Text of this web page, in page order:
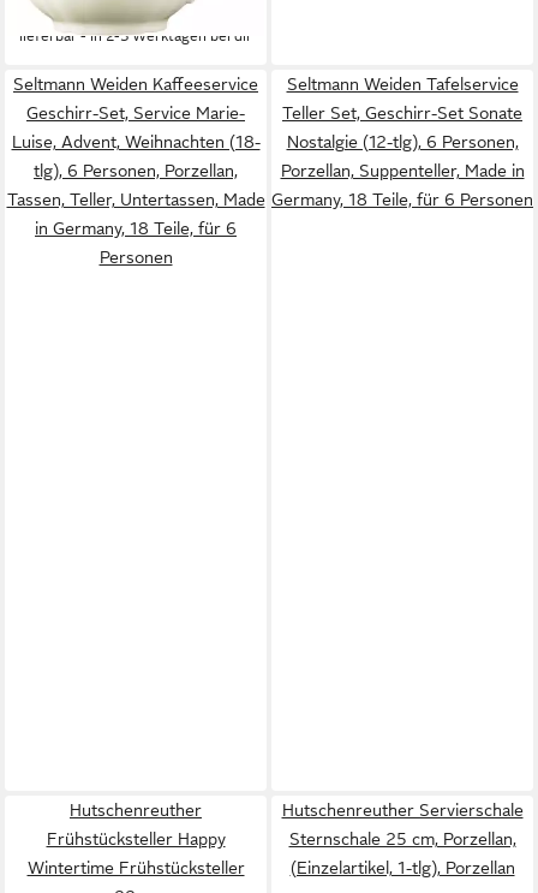
Tasse, Untertasse, Made in
Germany, 30 Teile, für 6
Personen
500,80 €
lieferbar - in 2-3 Werktagen bei dir
Seltmann Weiden Kaffeeservice
Geschirr-Set, Service Marie-
Luise, Advent, Weihnachten (18-
tlg), 6 Personen, Porzellan,
Tassen, Teller, Untertassen, Made
in Germany, 18 Teile, für 6
Personen
Seltmann Weiden Tafelservice
Teller Set, Geschirr-Set Sonate
Nostalgie (12-tlg), 6 Personen,
Porzellan, Suppenteller, Made in
Germany, 18 Teile, für 6 Personen
Hutschenreuther
Frühstücksteller Happy
Wintertime Frühstücksteller
Hutschenreuther Servierschale
Sternschale 25 cm, Porzellan,
(Einzelartikel, 1-tlg), Porzellan